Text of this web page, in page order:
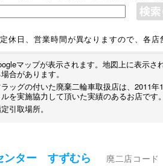
休日、営業時間が異なりますので、各
マップが表示されます。地図上に表示
合があります。
ッグの付いた廃棄二輪車取扱店は、2011
を実施協力して頂いた実績のあるお店です
引取場所。
ンター すずむら
廃二店コー